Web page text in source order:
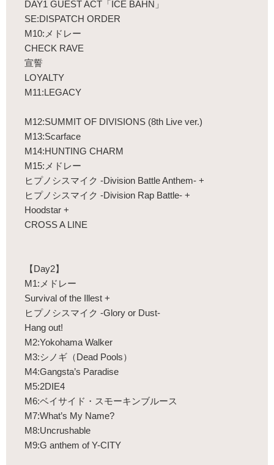
DAY1 GUEST ACT「ICE BAHN」
SE:DISPATCH ORDER
M10:メドレー
CHECK RAVE
宣誓
LOYALTY
M11:LEGACY
M12:SUMMIT OF DIVISIONS (8th Live ver.)
M13:Scarface
M14:HUNTING CHARM
M15:メドレー
ヒプノシスマイク -Division Battle Anthem- +
ヒプノシスマイク -Division Rap Battle- +
Hoodstar +
CROSS A LINE
【Day2】
M1:メドレー
Survival of the Illest +
ヒプノシスマイク -Glory or Dust-
Hang out!
M2:Yokohama Walker
M3:シノギ（Dead Pools）
M4:Gangsta’s Paradise
M5:2DIE4
M6:ベイサイド・スモーキンブルース
M7:What’s My Name?
M8:Uncrushable
M9:G anthem of Y-CITY